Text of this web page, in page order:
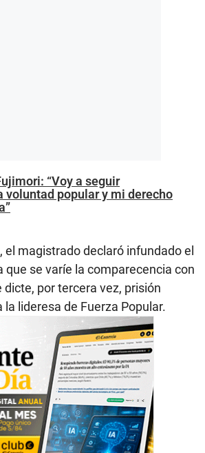
“Voy a seguir
voluntad popular y mi derecho
el magistrado declaró infundado el
que se varíe la comparecencia con
dicte, por tercera vez, prisión
lideresa de Fuerza Popular.